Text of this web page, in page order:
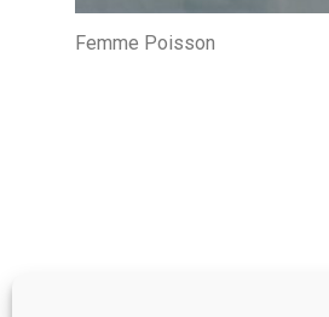
Femme Poisson